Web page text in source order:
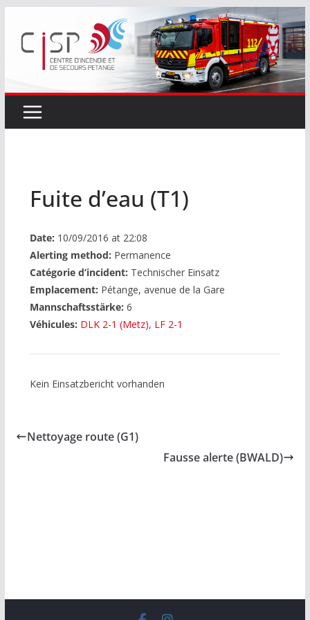
contenu
Fuite d’eau (T1)
Date: 10/09/2016 at 22:08
Alerting method: Permanence
Catégorie d’incident: Technischer Einsatz
Emplacement: Pétange, avenue de la Gare
Mannschaftsstärke: 6
Véhicules: DLK 2-1 (Metz), LF 2-1
Kein Einsatzbericht vorhanden
Nettoyage route (G1)
Fausse alerte (BWALD)